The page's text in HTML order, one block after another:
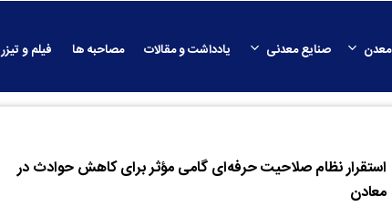
معدن صنایع معدنی یادداشت و مقالات مصاحبه ها فیلم و تیزر
استقرار نظام صلاحیت حرفه‌ای گامی مؤثر برای کاهش حوادث در
معادن